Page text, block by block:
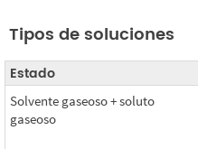
Tipos de soluciones
Estado
Solvente gaseoso + soluto
gaseoso